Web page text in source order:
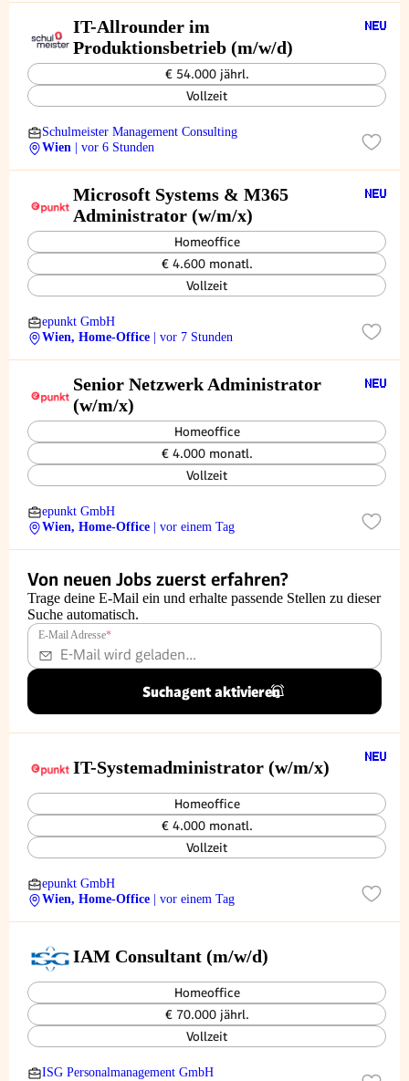
IT-Allrounder im
Produktionsbetrieb (m/w/d)
€ 54.000 jährl.
Vollzeit
Schulmeister Management Consulting
Wien
| vor 6 Stunden
Microsoft Systems & M365
Administrator (w/m/x)
Homeoffice
€ 4.600 monatl.
Vollzeit
epunkt GmbH
Wien, Home-Office
| vor 7 Stunden
Senior Netzwerk Administrator
(w/m/x)
Homeoffice
€ 4.000 monatl.
Vollzeit
epunkt GmbH
Wien, Home-Office
| vor einem Tag
Von neuen Jobs zuerst erfahren?
Trage deine E-Mail ein und erhalte passende Stellen zu dieser
Suche automatisch.
E-Mail Adresse*
Suchagent aktivieren
IT-Systemadministrator (w/m/x)
Homeoffice
€ 4.000 monatl.
Vollzeit
epunkt GmbH
Wien, Home-Office
| vor einem Tag
IAM Consultant (m/w/d)
Homeoffice
€ 70.000 jährl.
Vollzeit
ISG Personalmanagement GmbH